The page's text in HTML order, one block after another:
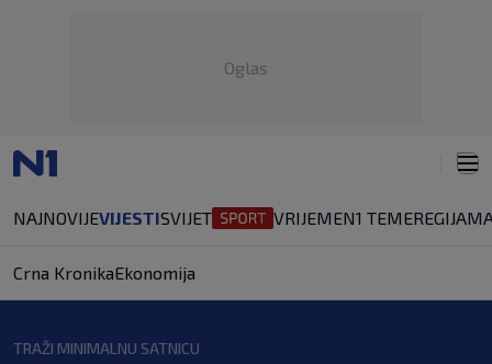
Oglas
NAJNOVIJEVIJESTISVIJET VRIJEMEN1 TEMEREGIJA
Crna KronikaEkonomija
TRAŽI MINIMALNU SATNICU